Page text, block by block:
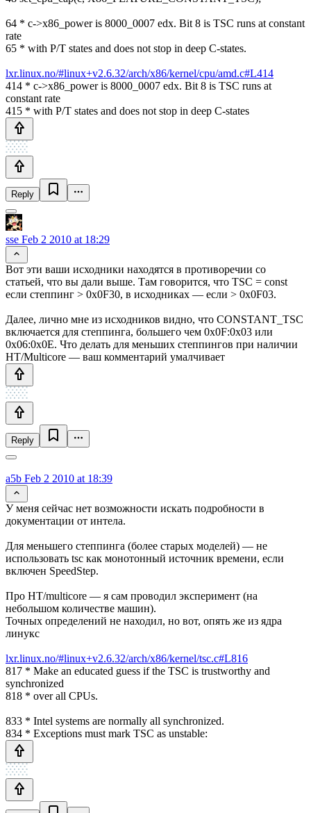
64 * c->x86_power is 8000_0007 edx. Bit 8 is TSC runs at constant
rate
65 * with P/T states and does not stop in deep C-states.
lxr.linux.no/#linux+v2.6.32/arch/x86/kernel/cpu/amd.c#L414
414 * c->x86_power is 8000_0007 edx. Bit 8 is TSC runs at
constant rate
415 * with P/T states and does not stop in deep C-states
Reply
sse Feb 2 2010 at 18:29
Вот эти ваши исходники находятся в противоречии со
статьей, что вы дали выше. Там говорится, что TSC = const
если степпинг > 0x0F30, в исходниках — если > 0x0F03.
Далее, лично мне из исходников видно, что CONSTANT_TSC
включается для степпинга, большего чем 0x0F:0x03 или
0x06:0x0E. Что делать для меньших степпингов при наличии
HT/Multicore — ваш комментарий умалчивает
Reply
a5b Feb 2 2010 at 18:39
У меня сейчас нет возможности искать подробности в
документации от интела.
Для меньшего степпинга (более старых моделей) — не
использовать tsc как монотонный источник времени, если
включен SpeedStep.
Про HT/multicore — я сам проводил эксперимент (на
небольшом количестве машин).
Точных определений не находил, но вот, опять же из ядра
линукс
lxr.linux.no/#linux+v2.6.32/arch/x86/kernel/tsc.c#L816
817 * Make an educated guess if the TSC is trustworthy and
synchronized
818 * over all CPUs.
833 * Intel systems are normally all synchronized.
834 * Exceptions must mark TSC as unstable: